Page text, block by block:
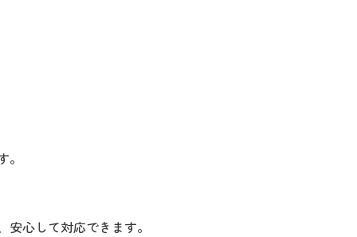
心して対応できます。